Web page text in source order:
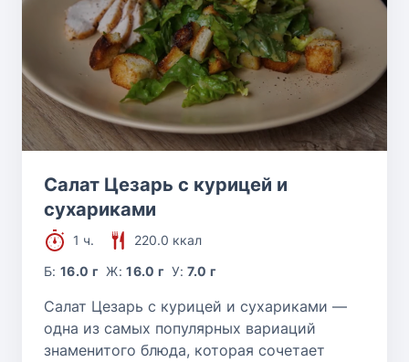
Салат Цезарь с курицей и
сухариками
1 ч.
220.0 ккал
Б:16.0 г Ж:16.0 г У:7.0 г
Салат Цезарь с курицей и сухариками —
одна из самых популярных вариаций
знаменитого блюда, которая сочетает